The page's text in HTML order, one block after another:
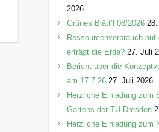
e
n
2026
Grünes Blätt’l 08/2026
Ressourcenverbrauch
erträgt die Erde? 27. Juli
Bericht über die
am 17.7.26 27. Juli 2026
Herzliche Einladung zum
Gartens der TU Dresden
Herzliche Einladung zum